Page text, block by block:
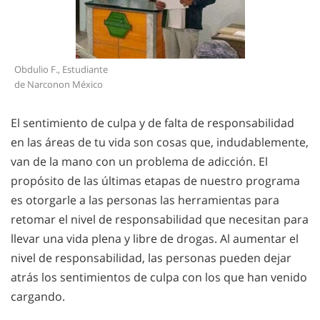
Obdulio F., Estudiante
de Narconon México
El sentimiento de culpa y de falta de responsabilidad
en las áreas de tu vida son cosas que, indudablemente,
van de la mano con un problema de adicción. El
propósito de las últimas etapas de nuestro programa
es otorgarle a las personas las herramientas para
retomar el nivel de responsabilidad que necesitan para
llevar una vida plena y libre de drogas. Al aumentar el
nivel de responsabilidad, las personas pueden dejar
atrás los sentimientos de culpa con los que han venido
cargando.